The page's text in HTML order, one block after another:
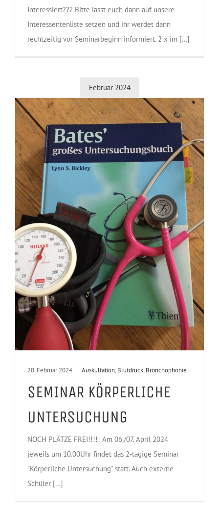
Interessiert??? Bitte lasst euch dann auf unsere
Interessentenliste setzen und ihr werdet dann
rechtzeitig vor Seminarbeginn informiert. 2 x im [...]
Februar 2024
20. Februar 2024 | Auskultation, Blutdruck, Bronchophonie
SEMINAR KÖRPERLICHE
UNTERSUCHUNG
NOCH PLÄTZE FREI!!!!! Am 06./07. April 2024
jeweils um 10.00Uhr findet das 2-tägige Seminar
"Körperliche Untersuchung" statt. Auch externe
Schüler [...]